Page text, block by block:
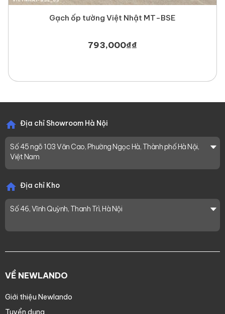
Gạch ốp tường Việt Nhật MT-BSE
793,000₫₫
Địa chỉ Showroom Hà Nội
Số 45 ngõ 103 Văn Cao, Phường Ngọc Hà, Thành phố Hà Nội,
Việt Nam
Địa chỉ Kho
Số 46, Vĩnh Quỳnh, Thanh Trì, Hà Nội
VỀ NEWLANDO
Giới thiệu Newlando